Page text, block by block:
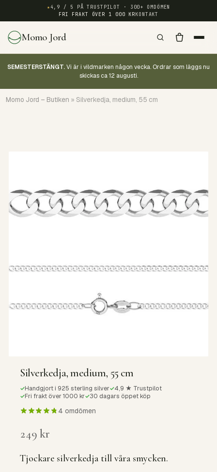
★4,9 / 5 PÅ TRUSTPILOT · 300+ OMDÖMEN
FRI FRAKT ÖVER 1 000 KRKONTAKT
Momo Jord
SEMESTERSTÄNGT.Vi är i vildmarken någon vecka. Ordrar som läggs nu
skickas ca 12 augusti.
Momo Jord – Butiken » Silverkedja, medium, 55 cm
Silverkedja, medium, 55 cm
✓Handgjort i 925 sterling silver✓4,9 ★ Trustpilot
✓Fri frakt över 1000 kr✓30 dagars öppet köp
4 omdömen
249kr
Tjockare silverkedja till våra smycken.